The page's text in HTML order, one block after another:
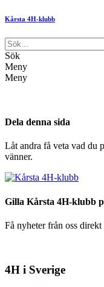
Kårsta 4H-klubb
Sök
Meny
Meny
Dela denna sida
Låt andra få veta vad du
vänner.
Gilla Kårsta 4H-klubb
Få nyheter från oss
4H i Sverige